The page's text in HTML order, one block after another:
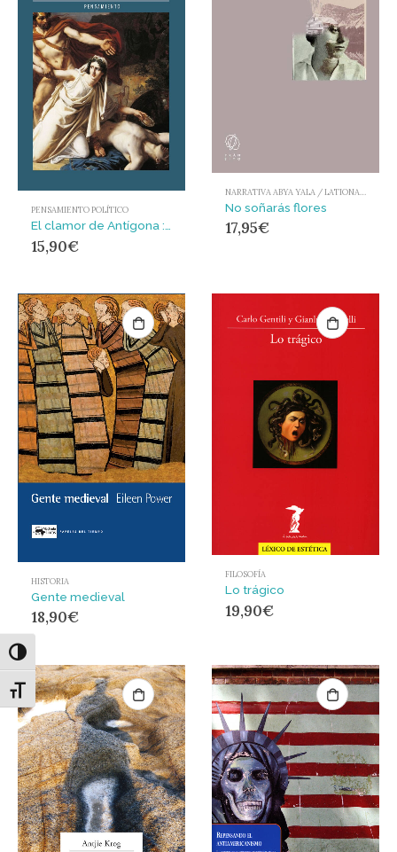
Alternar alto contraste
Alternar tamaño de letra
PENSAMIENTO POLÍTICO
15,90€
NARRATIVA ABYA YALA / LATIONAMÉRICA Y EL CARIBE
No soñarás flores
17,95€
HISTORIA
Gente medieval
18,90€
FILOSOFÍA
Lo trágico
19,90€